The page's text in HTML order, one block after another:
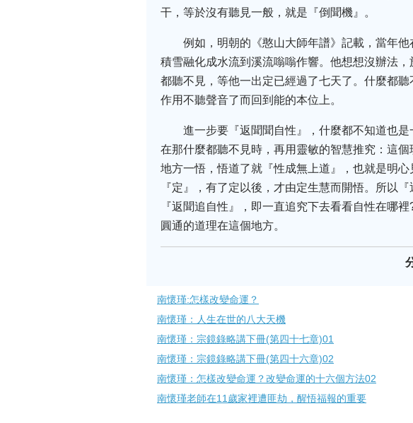
干，等於沒有聽見一般，就是『倒聞機』。
例如，明朝的《憨山大師年譜》記載，當年
積雪融化成水流到溪流嗡嗡作響。他想想沒辦法
都聽不見，等他一出定已經過了七天了。什麼都
作用不聽聲音了而回到能的本位上。
進一步要『返聞聞自性』，什麼都不知道也
在那什麼都聽不見時，再用靈敏的智慧推究：這
地方一悟，悟道了就『性成無上道』，也就是明
『定』，有了定以後，才由定生慧而開悟。所以
『返聞追自性』，即一直追究下去看看自性在哪
圓通的道理在這個地方。
南懷瑾:怎樣改變命運？
南懷瑾：人生在世的八大天機
南懷瑾：宗鏡錄略講下冊(第四十七章)01
南懷瑾：宗鏡錄略講下冊(第四十六章)02
南懷瑾：怎樣改變命運？改變命運的十六個方法02
南懷瑾老師在11歲家裡遭匪劫，醒悟福報的重要